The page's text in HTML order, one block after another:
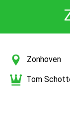
Zonhoven
Tom